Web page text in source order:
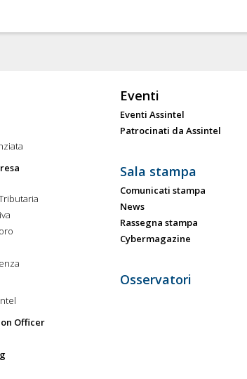
Officer
Eventi
Eventi Assintel
Patrocinati da Assintel
Sala stampa
Comunicati stampa
News
Rassegna stampa
Cybermagazine
Osservatori